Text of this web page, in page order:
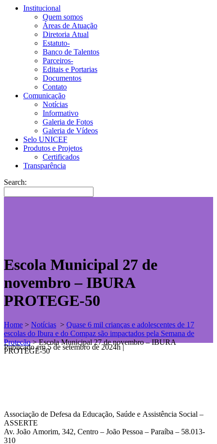
Institucional
Quem somos
Áreas de Atuação
Diretoria Atual
Estatuto-
Banco de Talentos
Parceiros-
Editais e Portarias
Documentos
Contato
Comunicação
Notícias
Informativo
Galeria de Fotos
Galeria de Vídeos
Selo UNICEF
Produtos e Projetos
Certificados
Transparência
Search:
Escola Municipal 27 de
novembro – IBURA
PROTEGE-50
Home > Notícias > Quase 6 mil crianças e adolescentes de 17
escolas do Ibura e do Compaz são impactados pela Semana de
Proteção>Escola Municipal 27 de novembro – IBURA
PROTEGE-50
Publicado em 5 de setembro de 2024h |
Associação de Defesa da Educação, Saúde e Assistência Social –
ASSERTE
Av. João Amorim, 342, Centro – João Pessoa – Paraíba – 58.013-
310